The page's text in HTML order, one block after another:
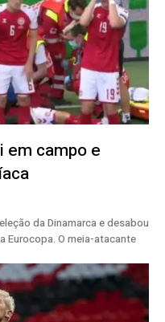
em campo e
da Dinamarca e desabou
meia-atacante